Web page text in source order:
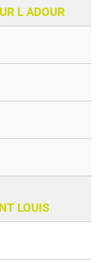
L ADOUR
LOUIS